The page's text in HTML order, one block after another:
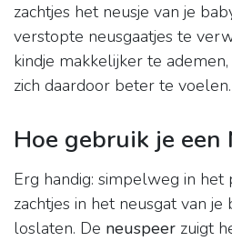
zachtjes het neusje van je
verstopte neusgaatjes te
kindje makkelijker te
zich daardoor beter te voelen.
Hoe gebruik je een
Erg handig: simpelweg in het
zachtjes in het neusgat van
loslaten. De neuspeer zuigt